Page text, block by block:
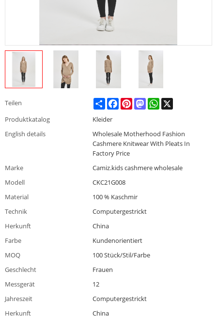
Teilen ShareFacebookPinterestMastodonWhatsApp
Produktkatalog
Kleider
English details
Wholesale Motherhood Fashion
Cashmere Knitwear With Pleats In
Factory Price
Marke
Camiz.kids cashmere wholesale
Modell
CKC21G008
Material
100 % Kaschmir
Technik
Computergestrickt
Herkunft
China
Farbe
Kundenorientiert
MOQ
100 Stück/Stil/Farbe
Geschlecht
Frauen
Messgerät
12
Jahreszeit
Computergestrickt
Herkunft
China